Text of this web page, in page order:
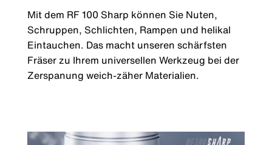
Mit dem RF 100 Sharp können Sie Nuten,
Schruppen, Schlichten, Rampen und helikal
Eintauchen. Das macht unseren schärfsten
Fräser zu Ihrem universellen Werkzeug bei der
Zerspanung weich-zäher Materialien.